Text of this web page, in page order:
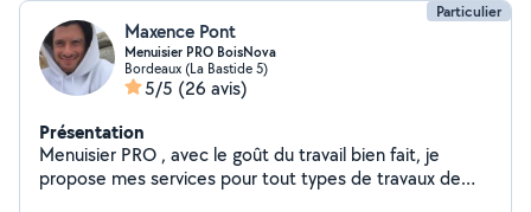
Particulier
Maxence Pont
Menuisier PRO BoisNova
Bordeaux (La Bastide 5)
5/5 (26 avis)
Présentation
Menuisier PRO , avec le goût du travail bien fait, je
propose mes services pour tout types de travaux de